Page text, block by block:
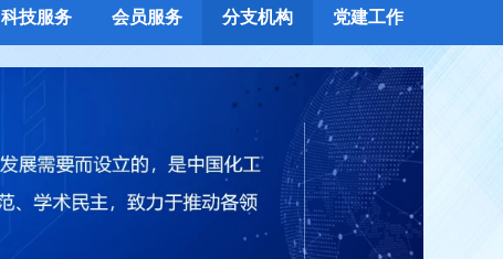
科技服务 会员服务 分支机构 党建工作